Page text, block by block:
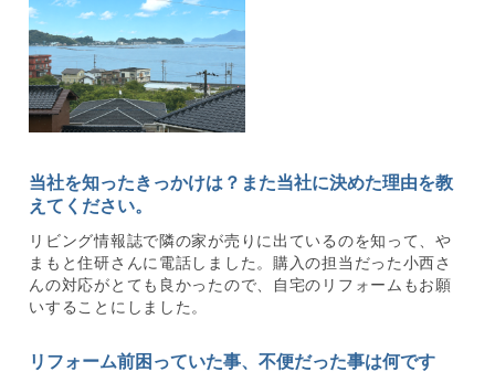
当社を知ったきっかけは？また当社に決めた理由を教
えてください。
リビング情報誌で隣の家が売りに出ているのを知って、や
まもと住研さんに電話しました。購入の担当だった小西さ
んの対応がとても良かったので、自宅のリフォームもお願
いすることにしました。
リフォーム前困っていた事、不便だった事は何です